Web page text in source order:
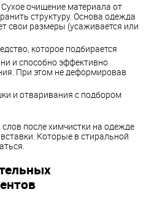
очищение материала от
структуру. Основа одежда
свои размеры (усаживается или
которое подбирается
и способно эффективно
При этом не деформировав
и отваривания с подбором
после химчистки на одежде
Которые в стиральной